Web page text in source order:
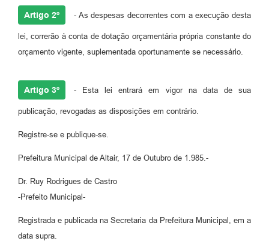
Artigo 2º - As despesas decorrentes com a execução desta
lei, correrão à conta de dotação orçamentária própria constante do
orçamento vigente, suplementada oportunamente se necessário.
Artigo 3º - Esta lei entrará em vigor na data de sua
publicação, revogadas as disposições em contrário.
Registre-se e publique-se.
Prefeitura Municipal de Altair, 17 de Outubro de 1.985.-
Dr. Ruy Rodrigues de Castro
-Prefeito Municipal-
Registrada e publicada na Secretaria da Prefeitura Municipal, em a
data supra.